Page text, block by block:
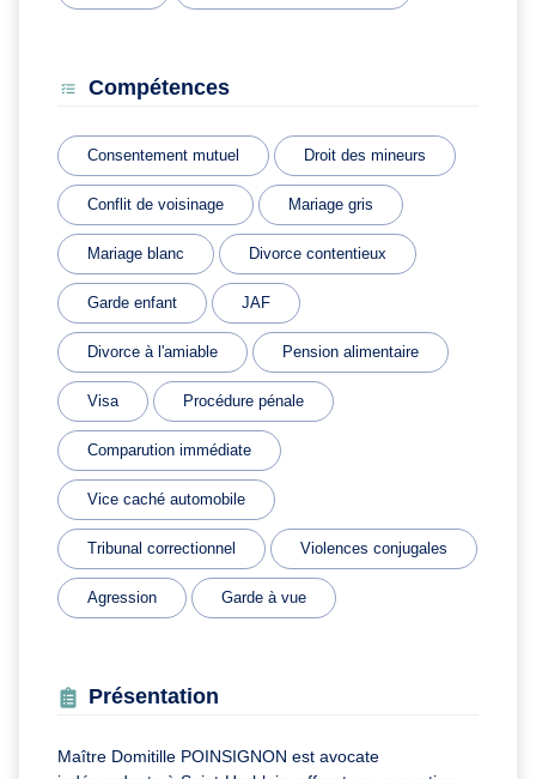
Compétences
Consentement mutuel Droit des mineurs
Conflit de voisinage Mariage gris
Mariage blanc Divorce contentieux
Garde enfant JAF
Divorce à l'amiable Pension alimentaire
Visa Procédure pénale
Comparution immédiate
Vice caché automobile
Tribunal correctionnel Violences conjugales
Agression Garde à vue
Présentation
Maître Domitille POINSIGNON est avocate